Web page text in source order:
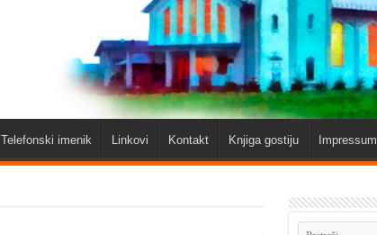
Telefonski imenik Linkovi Kontakt Knjiga gostiju Impressum